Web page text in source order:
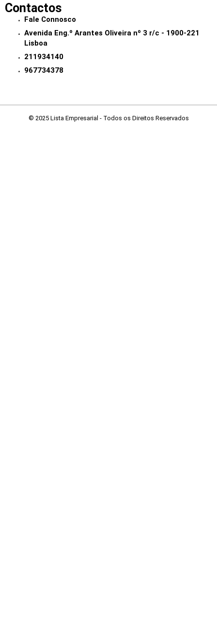
Contactos
Fale Connosco
Avenida Eng.º Arantes Oliveira nº 3 r/c - 1900-221
Lisboa
211934140
967734378
© 2025 Lista Empresarial - Todos os Direitos Reservados